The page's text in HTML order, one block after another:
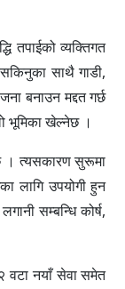
तपाईको व्यक्तिगत
साथै गाडी,
बनाउन मद्दत गर्छ
भूमिका खेल्नेछ ।
। त्यसकारण सुरूमा
लागि उपयोगी हुन
सम्बन्धि कोर्ष,
वटा नयाँ सेवा समेत